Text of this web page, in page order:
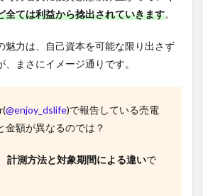
全ては利益から捻出されていきます。
魅力は、自己資本を可能な限り出さず
まさにイメージ通りです。
@enjoy_dslife)で報告している売電
金額が異なるのでは？
計測方法と対象期間による違いで